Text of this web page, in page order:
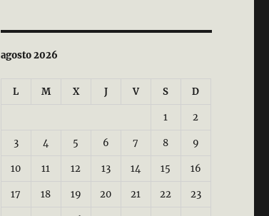
agosto 2026
L M X J V S D
1 2
3 4 5 6 7 8 9
10 11 12 13 14 15 16
17 18 19 20 21 22 23